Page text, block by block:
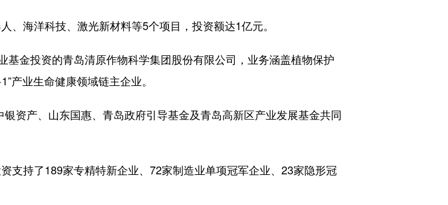
海洋科技、激光新材料等5个项目，投资额达1亿元。
金投资的青岛清原作物科学集团股份有限公司，业务涵盖植物保护
产业生命健康领域链主企业。
产、山东国惠、青岛政府引导基金及青岛高新区产业发展基金共同
持了189家专精特新企业、72家制造业单项冠军企业、23家隐形冠